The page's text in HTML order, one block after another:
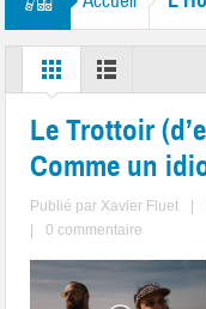
Le Trottoir
Comme un
Publié par Xavier Fluet
0 commentaire